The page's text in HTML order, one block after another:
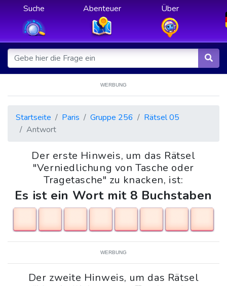
Suche Abenteuer Über
WERBUNG
Startseite Paris Gruppe 256
Rätsel 05
Antwort
Der erste Hinweis, um das Rätsel
"Verniedlichung von Tasche oder
Tragetasche" zu knacken, ist:
Es ist ein Wort mit 8 Buchstaben
WERBUNG
Der zweite Hinweis, um das Rätsel